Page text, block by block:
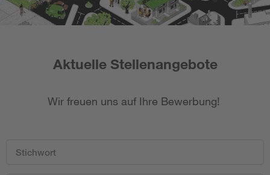
Aktuelle Stellenangebote
Wir freuen uns auf Ihre Bewerbung!